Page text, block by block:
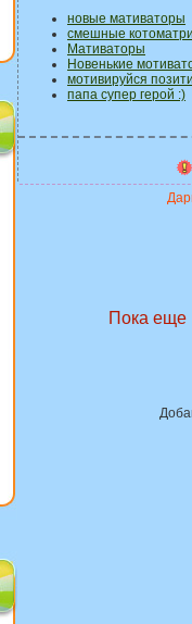
новые мативаторы
смешные
Мативаторы
Новенькие
мотивируйся
папа супер герой :)
Пока еще